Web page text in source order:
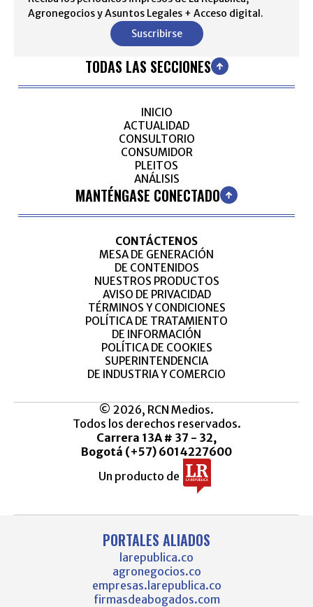
Agronegocios y Asuntos Legales + Acceso digital.
Suscribirse
TODAS LAS SECCIONES
INICIO
ACTUALIDAD
CONSULTORIO
CONSUMIDOR
PLEITOS
ANÁLISIS
MANTÉNGASE CONECTADO
CONTÁCTENOS
MESA DE GENERACIÓN
DE CONTENIDOS
NUESTROS PRODUCTOS
AVISO DE PRIVACIDAD
TÉRMINOS Y CONDICIONES
POLÍTICA DE TRATAMIENTO
DE INFORMACIÓN
POLÍTICA DE COOKIES
SUPERINTENDENCIA
DE INDUSTRIA Y COMERCIO
© 2026, RCN Medios.
Todos los derechos reservados.
Carrera 13A # 37 - 32,
Bogotá (+57) 6014227600
Un producto de
PORTALES ALIADOS
larepublica.co
agronegocios.co
empresas.larepublica.co
firmasdeabogados.com